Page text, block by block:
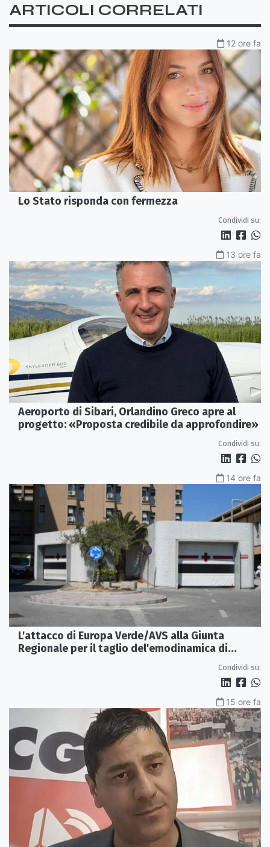
ARTICOLI CORRELATI
12 ore fa
Lo Stato risponda con fermezza
Condividi su:
13 ore fa
Aeroporto di Sibari, Orlandino Greco apre al
progetto: «Proposta credibile da approfondire»
Condividi su:
14 ore fa
L'attacco di Europa Verde/AVS alla Giunta
Regionale per il taglio del'emodinamica di
Condividi su:
15 ore fa